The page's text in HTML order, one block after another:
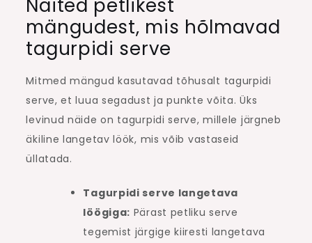
Näited petlikest
mängudest, mis hõlmavad
tagurpidi serve
Mitmed mängud kasutavad tõhusalt tagurpidi
serve, et luua segadust ja punkte võita. Üks
levinud näide on tagurpidi serve, millele järgneb
äkiline langetav löök, mis võib vastaseid
üllatada.
Tagurpidi serve langetava
löögiga: Pärast petliku serve
tegemist järgige kiiresti langetava